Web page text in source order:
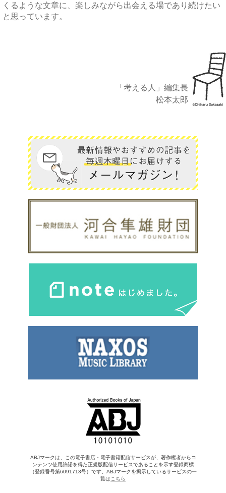
くるような文章に、楽しみながら出会える場であり続けたい
と思っています。
「考える人」編集長
松本太郎
ABJマークは、この電子書店・電子書籍配信サービスが、著作権者からコ
ンテンツ使用許諾を得た正規版配信サービスであることを示す登録商標
（登録番号第6091713号）です。ABJマークを掲示しているサービスの一
覧は こちら